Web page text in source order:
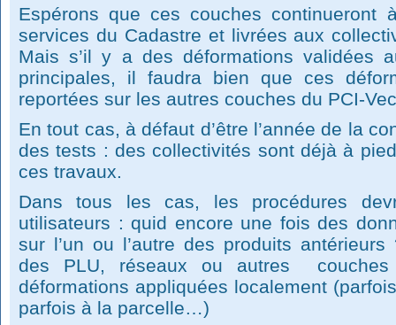
Espérons que ces couches continueront
services du Cadastre et livrées aux
Mais s’il y a des déformations validées
principales, il faudra bien que ces
reportées sur les autres couches du PCI-
En tout cas, à défaut d’être l’année de la
des tests : des collectivités sont déjà à
ces travaux.
Dans tous les cas, les procédures
utilisateurs : quid encore une fois des
sur l’un ou l’autre des produits
des PLU, réseaux ou autres
déformations appliquées localement
parfois à la parcelle…)